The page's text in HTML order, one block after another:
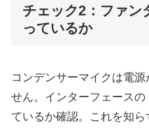
チェック2：ファン
っているか
コンデンサーマイクは電
せん。インターフェース
ているか確認。これを知